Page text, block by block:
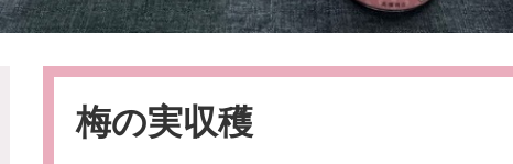
本
梅の実収穫